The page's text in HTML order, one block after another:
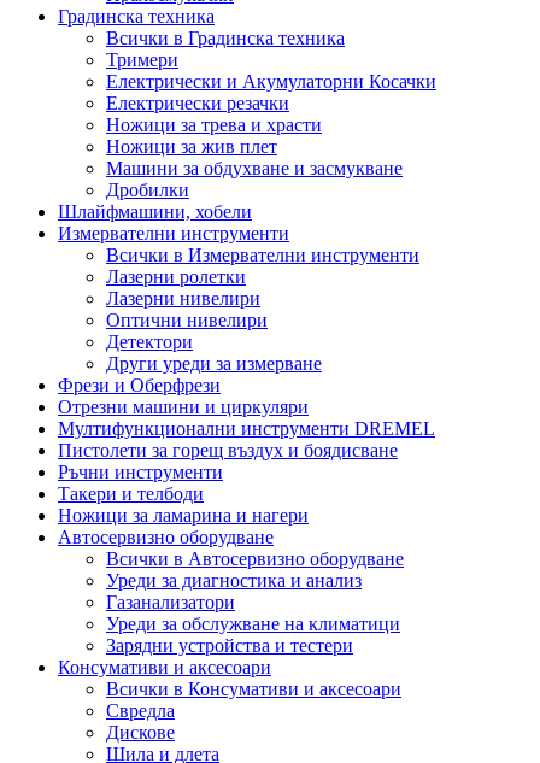
Градинска техника
Всички в Градинска техника
Тримери
Електрически и Акумулаторни Косачки
Електрически резачки
Ножици за трева и храсти
Ножици за жив плет
Машини за обдухване и засмукване
Дробилки
Шлайфмашини, хобели
Измервателни инструменти
Всички в Измервателни инструменти
Лазерни ролетки
Лазерни нивелири
Оптични нивелири
Детектори
Други уреди за измерване
Фрези и Оберфрези
Отрезни машини и циркуляри
Мултифункционални инструменти DREMEL
Пистолети за горещ въздух и боядисване
Ръчни инструменти
Такери и телбоди
Ножици за ламарина и нагери
Автосервизно оборудване
Всички в Автосервизно оборудване
Уреди за диагностика и анализ
Газанализатори
Уреди за обслужване на климатици
Зарядни устройства и тестери
Консумативи и аксесоари
Всички в Консумативи и аксесоари
Свредла
Дискове
Шила и длета